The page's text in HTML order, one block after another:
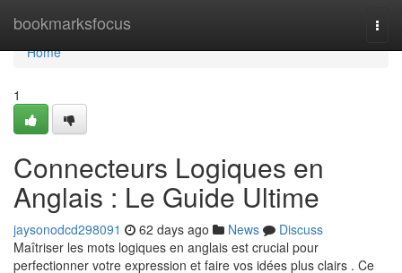
bookmarksfocus
Home
Home
1
Connecteurs Logiques en
Anglais : Le Guide Ultime
jaysonodcd298091 62 days ago News
Discuss
Maîtriser les mots logiques en anglais est crucial pour
perfectionner votre expression et faire vos idées plus clairs . Ce